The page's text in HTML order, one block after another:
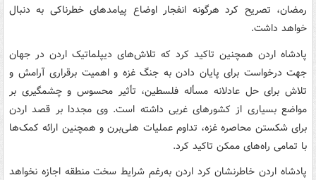
رمضان، تصریح کرد هرگونه انفجار اوضاع پیامدهای خطرناکی به دنبال
خواهد داشت.
پادشاه اردن همچنین تاکید کرد که تلاش‌های دیپلماتیک اردن در جهان
جهت درخواست برای پایان دادن به جنگ غزه و اهمیت برقراری آرامش و
تلاش برای حل عادلانه مسأله فلسطین، تأثیر محسوس و چشمگیری بر
مواضع بسیاری از کشورهای غربی داشته است. وی مجددا بر قصد اردن
برای شکستن محاصره غزه، تداوم عملیات هلی‌برن و همچنین ارائه کمک‌ها
با تمامی راه‌های ممکن تاکید کرد.
پادشاه اردن خاطرنشان کرد اردن به‌رغم شرایط سخت منطقه اجازه نخواهد